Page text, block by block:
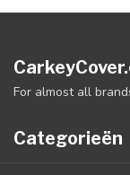
For almost all
Categorieën